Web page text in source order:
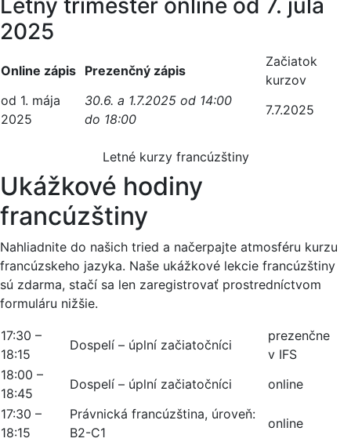
Letný trimester online od 7. júla
2025
Online zápis Prezenčný zápis
Začiatok
kurzov
od 1. mája
2025
30.6. a 1.7.2025 od 14:00
do 18:00
7.7.2025
Letné kurzy francúzštiny
Ukážkové hodiny
francúzštiny
Nahliadnite do našich tried a načerpajte atmosféru kurzu
francúzskeho jazyka. Naše ukážkové lekcie francúzštiny
sú zdarma, stačí sa len zaregistrovať prostredníctvom
formuláru nižšie.
17:30 –
18:15
Dospelí – úplní začiatočníci
prezenčne
v IFS
18:00 –
18:45
Dospelí – úplní začiatočníci
online
17:30 –
18:15
Právnická francúzština, úroveň:
B2-C1
online